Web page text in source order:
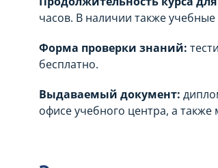
часов. В наличии также
Форма проверки знаний:
бесплатно.
Выдаваемый документ:
офисе учебного центра, а